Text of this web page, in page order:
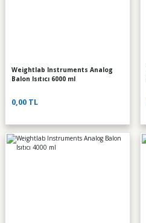
Weightlab Instruments Analog
Balon Isıtıcı 6000 ml
0,00 TL